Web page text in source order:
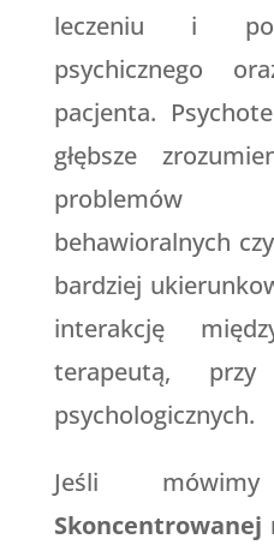
leczeniu i
psychicznego
pacjenta.
głębsze
problemów
behawioralnych
bardziej
interakcję
terapeutą,
psychologicznych.
Jeśli
Skoncentrowanej